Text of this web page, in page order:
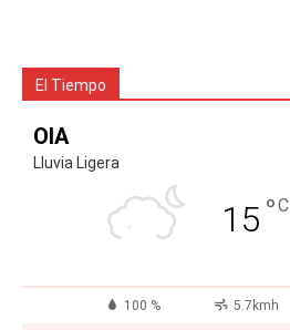
El Tiempo
OIA
Lluvia Ligera
15 °C
100 % 5.7kmh